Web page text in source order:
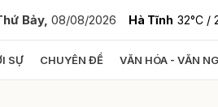
Bảy, 08/08/2026 Hà Tĩnh 32°C /
SỰ CHUYÊN ĐỀ VĂN HÓA - VĂN
Gửi bình luận